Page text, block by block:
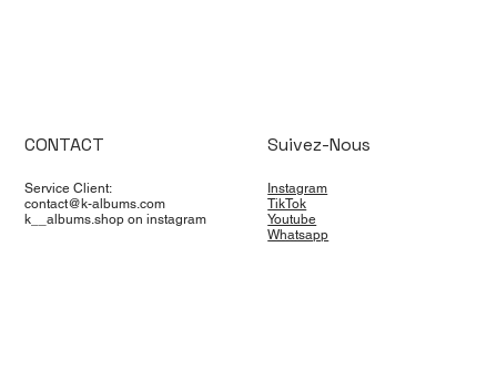
CONTACT
Service Client:
contact@k-albums.com
k__albums.shop on instagram
Suivez-Nous
Instagram
TikTok
Youtube
Whatsapp